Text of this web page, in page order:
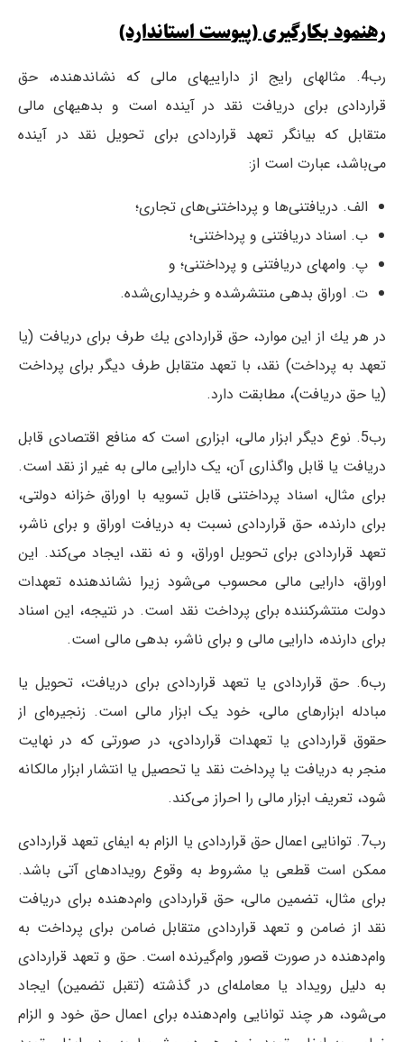
رهنمود بکارگیری (پیوست استاندارد)
رب4. مثالهای رایج از داراییهای مالی که نشان­دهنده، حق
قرار‌دادی برای دریافت نقد در آینده است و بدهیهای مالی
متقابل که بیانگر تعهد قرار‌دادی برای تحویل نقد در آینده
می‌باشد، عبارت است از:
الف. دریافتنی‌ها و پرداختنی‌های تجاری؛
ب. اسناد دریافتنی و پرداختنی؛
پ. وامهای دریافتنی و پرداختنی؛ و
ت. اوراق بدهی منتشرشده و خریداری‌شده.
در هر یك از این موارد، حق قرار‌دادی یك طرف برای دریافت (یا
تعهد به پرداخت) نقد، با تعهد متقابل طرف دیگر برای پرداخت
(یا حق دریافت)، مطابقت دارد.
رب5. نوع دیگر ابزار مالی، ابزاری است كه منافع اقتصادی قابل
دریافت یا قابل واگذاری آن، یک دارایی مالی به غیر از نقد است.
برای مثال، اسناد پرداختنی قابل تسویه با اوراق خزانه دولتی،
برای دارنده، حق قرار‌دادی نسبت به دریافت اوراق و برای ناشر،
تعهد قرار‌دادی برای تحویل اوراق، و نه نقد، ایجاد می‌كند. این
اوراق، دارایی مالی محسوب می‌شود زیرا نشان­دهنده تعهدات
دولت منتشرکننده برای پرداخت نقد است. در نتیجه، این اسناد
برای دارنده، دارایی مالی و برای ناشر، بدهی مالی است.
رب6. حق قرار‌دادی یا تعهد قرار‌دادی برای دریافت، تحویل یا
مبادله ابزار‌های مالی، خود یک ابزار مالی است. زنجیره‌‌ای از
حقوق قرار‌دادی یا تعهدات قرار‌دادی، در صورتی که در نهایت
منجر به دریافت یا پرداخت نقد یا تحصیل یا انتشار ابزار مالکانه
شود، تعریف ابزار مالی را احراز می‌كند.
رب7. توانایی اعمال حق قرار‌دادی یا الزام به ایفای تعهد قرار‌دادی
ممكن است قطعی یا مشروط به وقوع رویدادهای آتی باشد.
برای مثال، تضمین مالی، حق قرار‌دادی وام‌دهنده برای دریافت
نقد از ضامن و تعهد قرار‌دادی متقابل ضامن برای پرداخت به
وام‌دهنده در صورت قصور وام‌گیرنده است. حق و تعهد قرار‌دادی
به دلیل رویداد یا معامله‌ای در گذشته (تقبل تضمین) ایجاد
می‌شود، هر چند توانایی وام‌دهنده برای اعمال حق خود و الزام